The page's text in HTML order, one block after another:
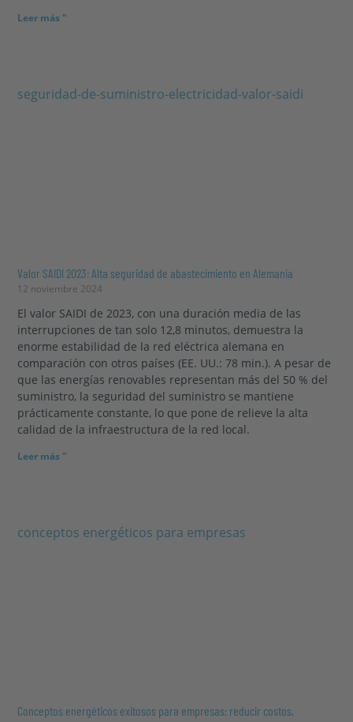
Leer más "
Valor SAIDI 2023: Alta seguridad de abastecimiento en Alemania
12 noviembre 2024
El valor SAIDI de 2023, con una duración media de las
interrupciones de tan solo 12,8 minutos, demuestra la
enorme estabilidad de la red eléctrica alemana en
comparación con otros países (EE. UU.: 78 min.). A pesar de
que las energías renovables representan más del 50 % del
suministro, la seguridad del suministro se mantiene
prácticamente constante, lo que pone de relieve la alta
calidad de la infraestructura de la red local.
Leer más "
Conceptos energéticos exitosos para empresas: reducir costos,